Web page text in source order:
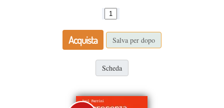
Acquista Salva per dopo
Scheda